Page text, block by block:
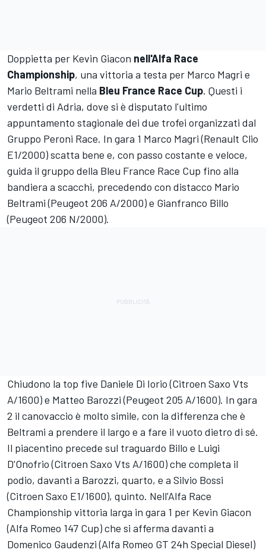
Doppietta per Kevin Giacon nell'Alfa Race
Championship, una vittoria a testa per Marco Magri e
Mario Beltrami nella Bleu France Race Cup. Questi i
verdetti di Adria, dove si è disputato l'ultimo
appuntamento stagionale dei due trofei organizzati dal
Gruppo Peroni Race. In gara 1 Marco Magri (Renault Clio
E1/2000) scatta bene e, con passo costante e veloce,
guida il gruppo della Bleu France Race Cup fino alla
bandiera a scacchi, precedendo con distacco Mario
Beltrami (Peugeot 206 A/2000) e Gianfranco Billo
(Peugeot 206 N/2000).
Chiudono la top five Daniele Di Iorio (Citroen Saxo Vts
A/1600) e Matteo Barozzi (Peugeot 205 A/1600). In gara
2 il canovaccio è molto simile, con la differenza che è
Beltrami a prendere il largo e a fare il vuoto dietro di sé.
Il piacentino precede sul traguardo Billo e Luigi
D'Onofrio (Citroen Saxo Vts A/1600) che completa il
podio, davanti a Barozzi, quarto, e a Silvio Bossi
(Citroen Saxo E1/1600), quinto. Nell'Alfa Race
Championship vittoria larga in gara 1 per Kevin Giacon
(Alfa Romeo 147 Cup) che si afferma davanti a
Domenico Gaudenzi (Alfa Romeo GT 24h Special Diesel)